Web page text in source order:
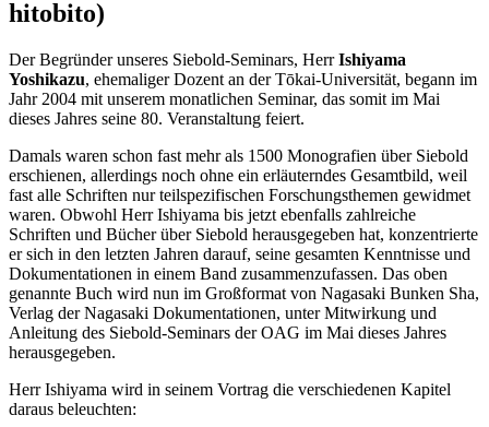
hitobito)
Der Begründer unseres Siebold-Seminars, HerrIshiyama
Yoshikazu, ehemaliger Dozent an der Tōkai-Universität, begann im
Jahr 2004 mit unserem monatlichen Seminar, das somit im Mai
dieses Jahres seine 80. Veranstaltung feiert.
Damals waren schon fast mehr als 1500 Monografien über Siebold
erschienen, allerdings noch ohne ein erläuterndes Gesamtbild, weil
fast alle Schriften nur teilspezifischen Forschungsthemen gewidmet
waren. Obwohl Herr Ishiyama bis jetzt ebenfalls zahlreiche
Schriften und Bücher über Siebold herausgegeben hat, konzentrierte
er sich in den letzten Jahren darauf, seine gesamten Kenntnisse und
Dokumentationen in einem Band zusammenzufassen. Das oben
genannte Buch wird nun im Großformat von Nagasaki Bunken Sha,
Verlag der Nagasaki Dokumentationen, unter Mitwirkung und
Anleitung des Siebold-Seminars der OAG im Mai dieses Jahres
herausgegeben.
Herr Ishiyama wird in seinem Vortrag die verschiedenen Kapitel
daraus beleuchten: